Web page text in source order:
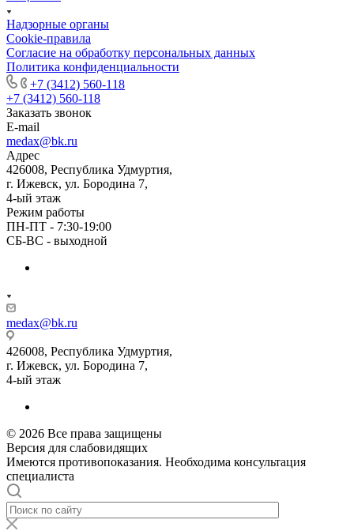
Надзорные органы
Cookie-правила
Согласие на обработку персональных данных
Политика конфиденциальности
+7 (3412) 560-118
+7 (3412) 560-118
Заказать звонок
E-mail
medax@bk.ru
Адрес
426008, Республика Удмуртия,
г. Ижевск, ул. Бородина 7,
4-ый этаж
Режим работы
ПН-ПТ - 7:30-19:00
СБ-ВС - выходной
medax@bk.ru
426008, Республика Удмуртия,
г. Ижевск, ул. Бородина 7,
4-ый этаж
© 2026 Все права защищены
Версия для слабовидящих
Имеются противопоказания. Необходима консультация
специалиста